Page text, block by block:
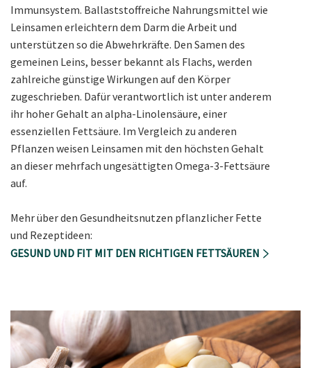
Immunsystem. Ballaststoffreiche Nahrungsmittel wie
Leinsamen erleichtern dem Darm die Arbeit und
unterstützen so die Abwehrkräfte. Den Samen des
gemeinen Leins, besser bekannt als Flachs, werden
zahlreiche günstige Wirkungen auf den Körper
zugeschrieben. Dafür verantwortlich ist unter anderem
ihr hoher Gehalt an alpha-Linolensäure, einer
essenziellen Fettsäure. Im Vergleich zu anderen
Pflanzen weisen Leinsamen mit den höchsten Gehalt
an dieser mehrfach ungesättigten Omega-3-Fettsäure
auf.
Mehr über den Gesundheitsnutzen pflanzlicher Fette
und Rezeptideen:
GESUND UND FIT MIT DEN RICHTIGEN FETTSÄUREN